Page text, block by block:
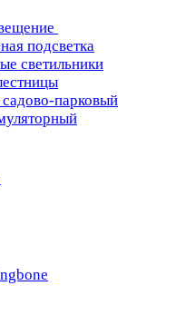
подсветка
светильники
парковый